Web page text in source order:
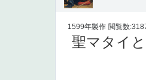
1599年製作 閲覧数
聖マタイ